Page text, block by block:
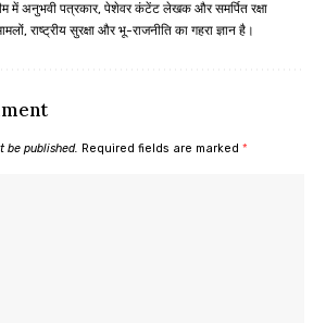
में अनुभवी पत्रकार, पेशेवर कंटेंट लेखक और समर्पित रक्षा
राष्ट्रीय सुरक्षा और भू-राजनीति का गहरा ज्ञान है।
be published. Required fields are marked *